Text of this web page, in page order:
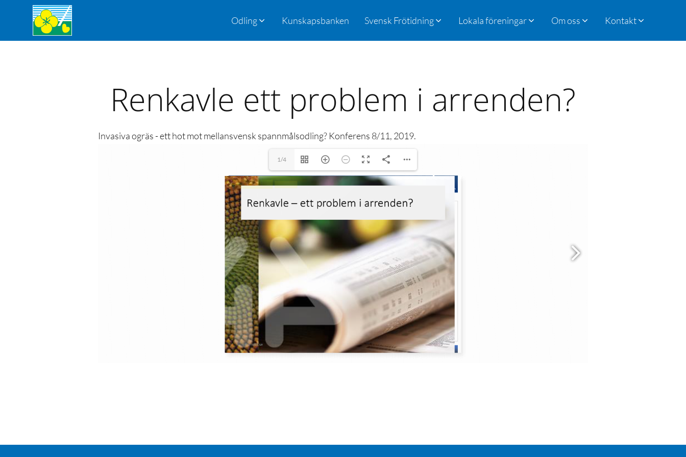
Odling Kunskapsbanken Svensk Frötidning Lokala föreningar Om oss Kontakt
Renkavle ett problem i arrenden?
Invasiva ogräs - ett hot mot mellansvensk spannmålsodling? Konferens 8/11, 2019.
1/4